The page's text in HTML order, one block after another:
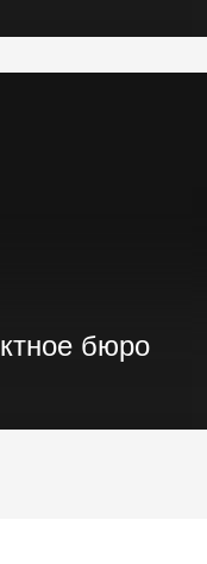
бюро
в кратчайшие